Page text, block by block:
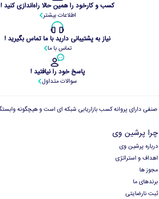
کسب و کارخود را همین حالا راه‌اندازی کنید !
اطلاعات بیشتر
نیاز به پشتیبانی دارید با ما تماس بگیرید !
تماس با ما
پاسخ خود را نیافتید !
سوالات متداول
چرا پرشین وی
درباره پرشین وی
اهداف و استراتژی
مجوز ها
برندهای ما
ثبت نارضایتی